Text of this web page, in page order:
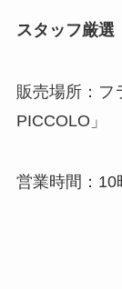
スタッフ厳選
販売場所：フ
PICCOLO」
営業時間：10